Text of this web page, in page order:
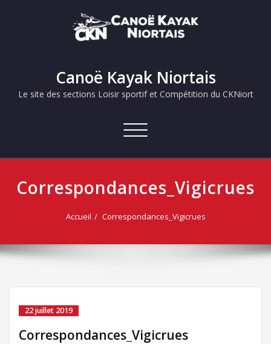
Canoë Kayak Niortais
Le site des sections Loisir sportif et Compétition du CKNiort
Afficher/masquer
navigation
Correspondances_Vigicrues
Accueil Correspondances_Vigicrues
22 juillet 2019
Correspondances_Vigicrues